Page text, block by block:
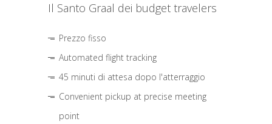
Il Santo Graal dei budget travelers
Prezzo fisso
Automated flight tracking
45 minuti di attesa dopo l'atterraggio
Convenient pickup at precise meeting
point